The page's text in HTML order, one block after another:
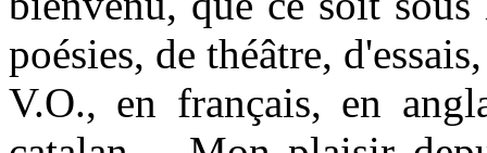
poésies, de théâtre,
V.O., en français, en